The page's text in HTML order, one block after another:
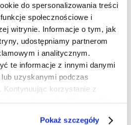
do spersonalizowania treści
społecznościowe i
witrynie. Informacje o tym, jak
udostępniamy partnerom
i analitycznym.
te informacje z innymi danymi
uzyskanymi podczas
Kontynuując korzystanie z
Pokaż szczegóły
doradca mogą Ci pomóc i
wiedzieć, aby skutecznie
należności w
towary lub usługi